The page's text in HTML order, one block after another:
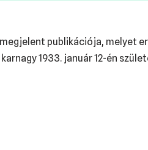
publikációja, melyet
1933. január 12-én